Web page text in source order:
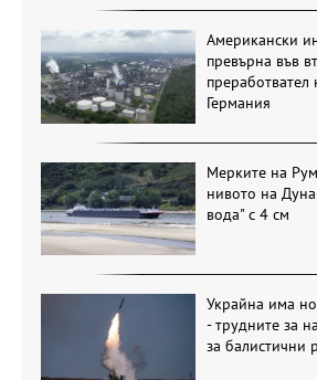
Американски
превърна във
преработвател
Германия
Мерките на
нивото на
вода" с 4 см
Украйна има
- трудните за
за балистични